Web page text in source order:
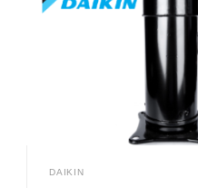
DAIKIN